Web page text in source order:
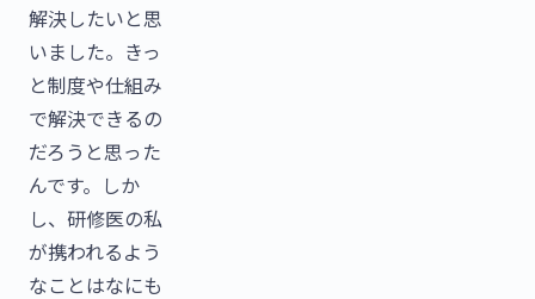
解決したいと思
いました。きっ
と制度や仕組み
で解決できるの
だろうと思った
んです。しか
し、研修医の私
が携われるよう
なことはなにも